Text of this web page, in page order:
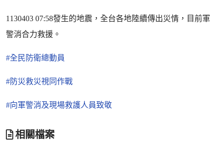
1130403 07:58發生的地震，全台各地陸續傳出災情，目前軍
警消合力救援。
#全民防衛總動員
#防災救災視同作戰
#向軍警消及現場救護人員致敬
相關檔案